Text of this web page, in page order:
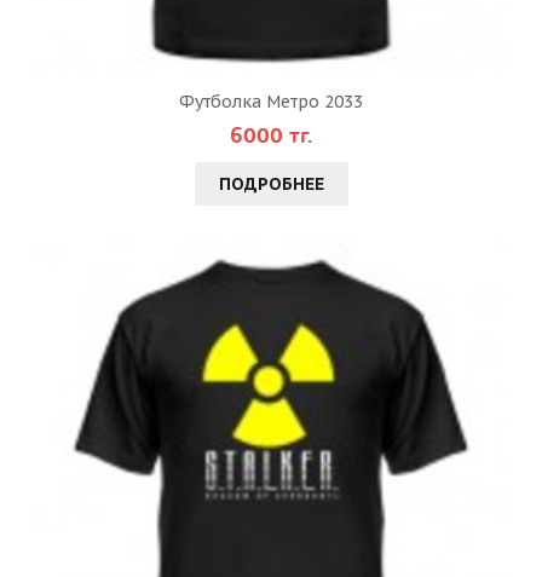
Футболка Метро 2033
6000 тг.
ПОДРОБНЕЕ